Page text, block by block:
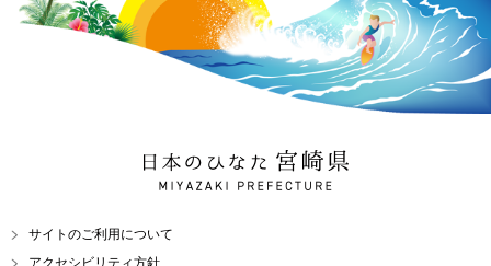
日本のひなた 宮崎県
MIYAZAKI PREFECTURE
サイトのご利用について